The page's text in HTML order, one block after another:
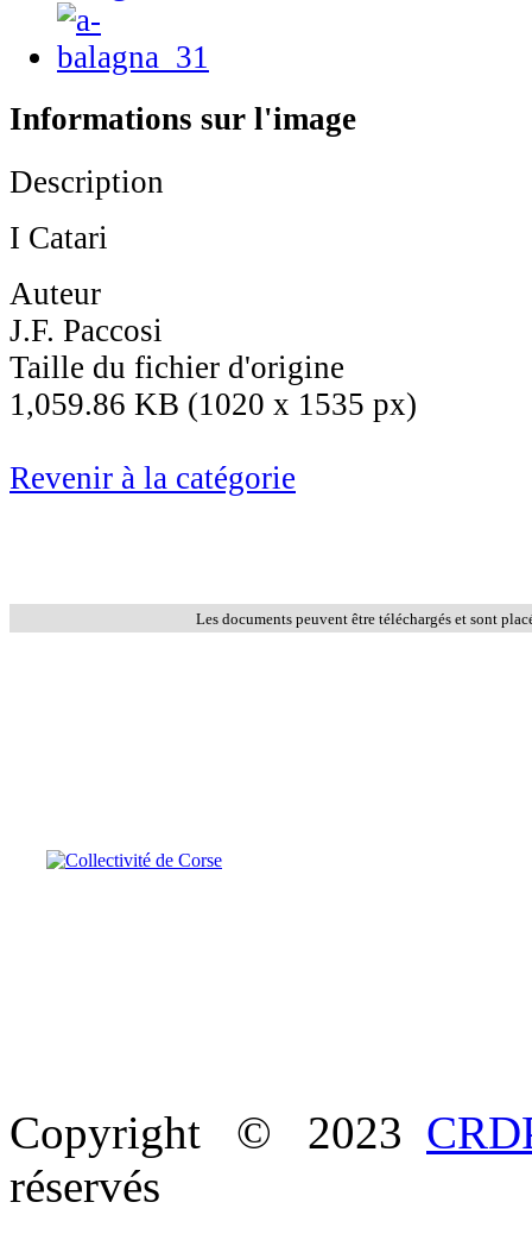
Informations sur l'image
Description
I Catari
Auteur
J.F. Paccosi
Taille du fichier d'origine
1,059.86 KB (1020 x 1535 px)
Revenir à la catégorie
Les documents peuvent être téléchargés et sont
Copyright © 2023
réservés